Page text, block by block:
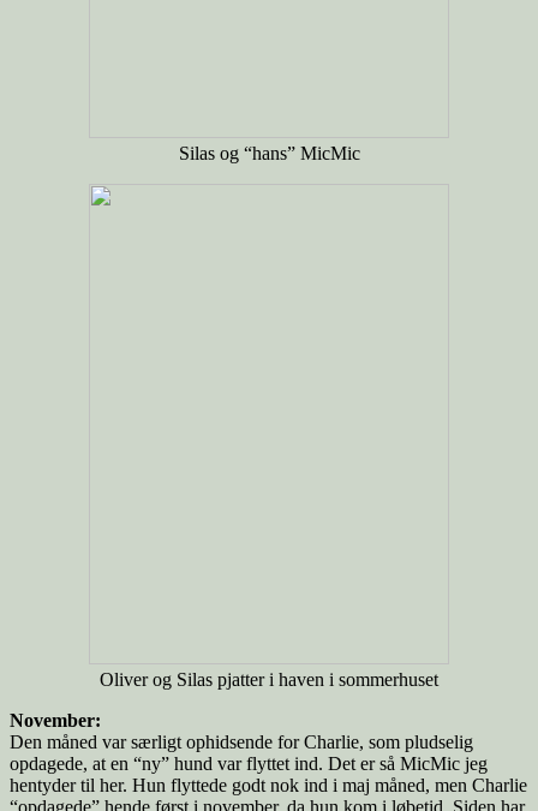
Silas og “hans” MicMic
Oliver og Silas pjatter i haven i sommerhuset
November:
Den måned var særligt ophidsende for Charlie, som pludselig
opdagede, at en “ny” hund var flyttet ind. Det er så MicMic jeg
hentyder til her. Hun flyttede godt nok ind i maj måned, men Charlie
“opdagede” hende først i november, da hun kom i løbetid. Siden har